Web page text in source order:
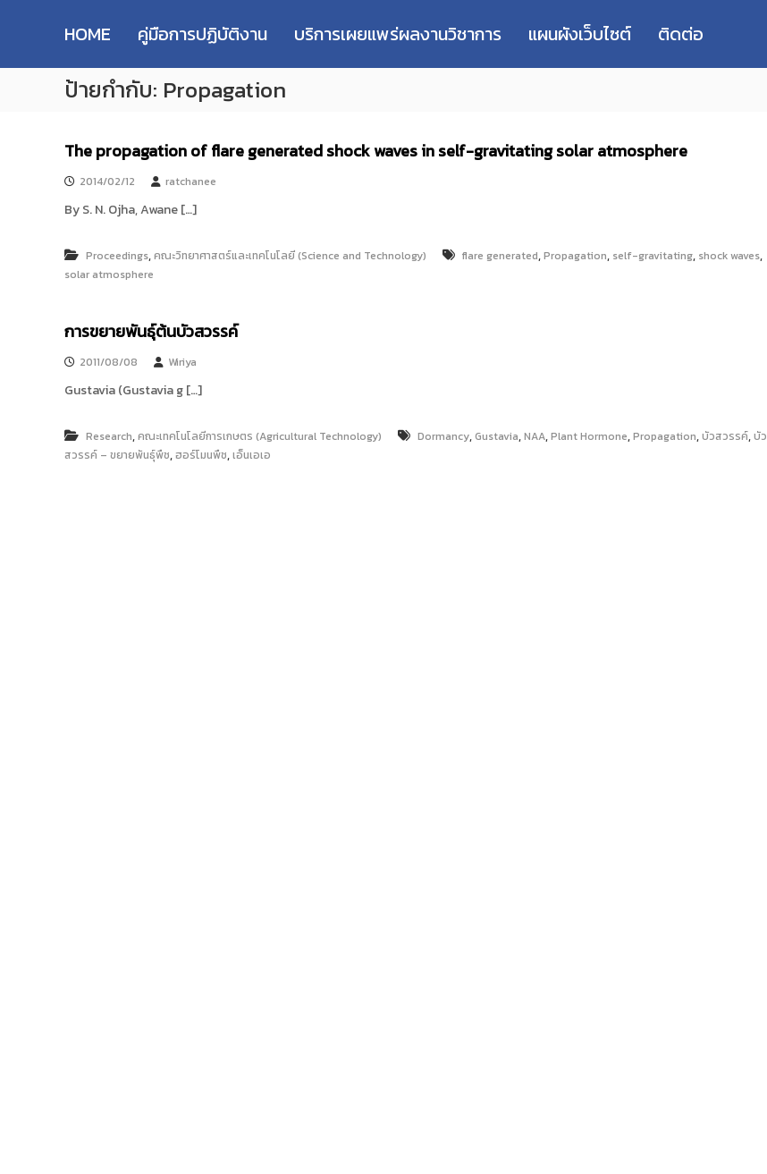
p
M
T
T
e
s
e
a
r
c
h
p
o
s
i
o
r
ห
วิ
ท
ลั
ย
ค
น
โ
ร
ช
ม
ล
ธั
HOME คู่มือการปฏิบัติงาน บริการเผยแพร่ผลงานวิชาการ แผนผังเว็บไซต์ ติดต่อ
ป้ายกำกับ: Propagation
The propagation of flare generated shock waves in self-gravitating solar atmosphere
2014/02/12 ratchanee
By S. N. Ojha, Awane […]
Proceedings,คณะวิทยาศาสตร์และเทคโนโลยี (Science and Technology) flare generated,Propagation, self-gravitating, shock waves,
solar atmosphere
การขยายพันธุ์ต้นบัวสวรรค์
2011/08/08 Wiriya
Gustavia (Gustavia g […]
Research,คณะเทคโนโลยีการเกษตร (Agricultural Technology) Dormancy, Gustavia,NAA,Plant Hormone,Propagation,บัวสวรรค์,บัว
สวรรค์ – ขยายพันธุ์พืช,ฮอร์โมนพืช,เอ็นเอเอ